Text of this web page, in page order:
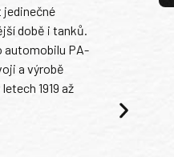
jedinečné
době i tanků.
automobilu PA-
a výrobě
1919 až